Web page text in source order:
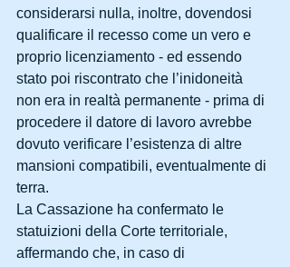
considerarsi nulla, inoltre, dovendosi
qualificare il recesso come un vero e
proprio licenziamento - ed essendo
stato poi riscontrato che l’inidoneità
non era in realtà permanente - prima di
procedere il datore di lavoro avrebbe
dovuto verificare l’esistenza di altre
mansioni compatibili, eventualmente di
terra.
La Cassazione ha confermato le
statuizioni della Corte territoriale,
affermando che, in caso di